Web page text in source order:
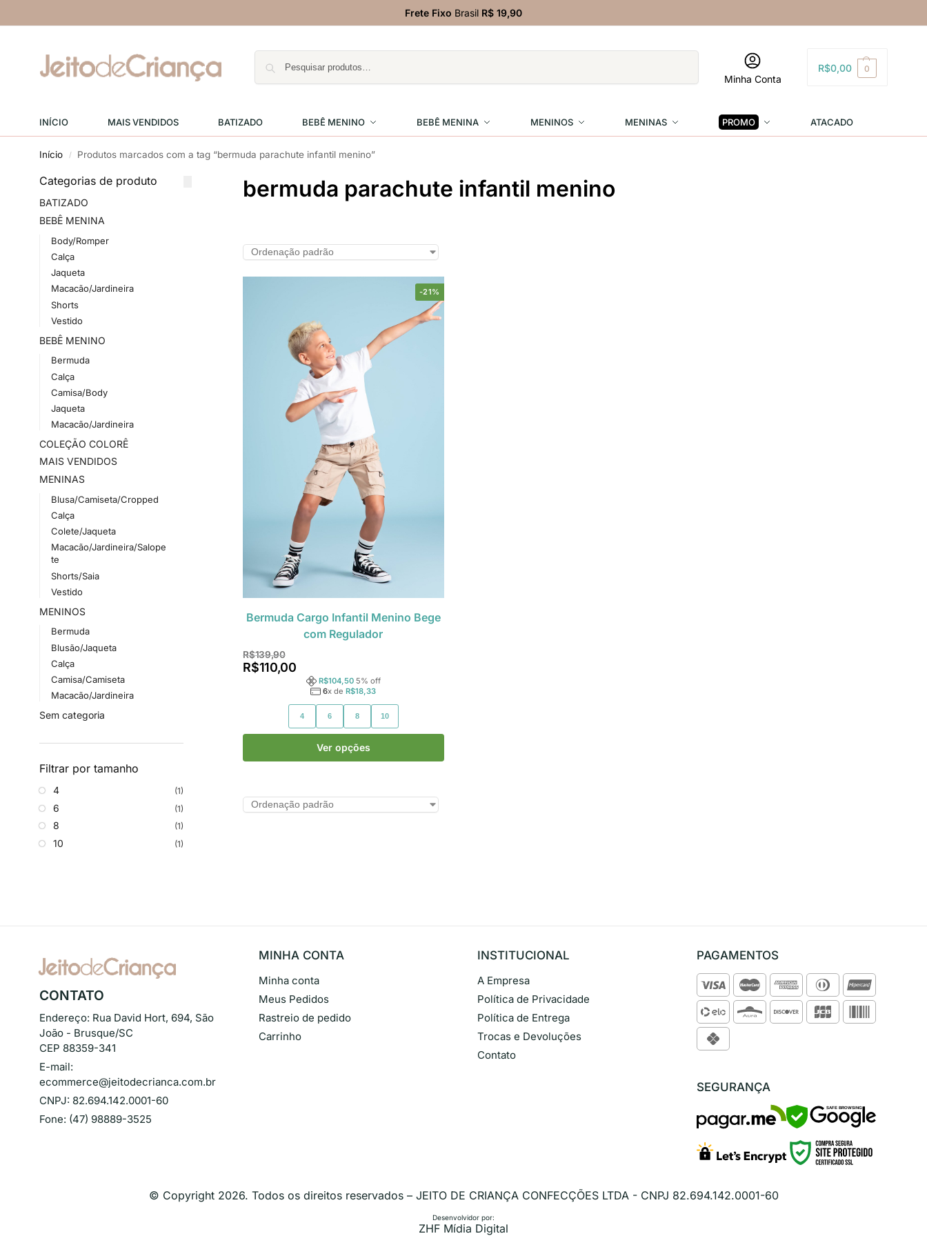
Frete Fixo Brasil R$ 19,90
Minha Conta
R$0,00 0
INÍCIO MAIS VENDIDOS BATIZADO BEBÊ MENINO BEBÊ MENINA MENINOS MENINAS PROMO ATACADO
Início / Produtos marcados com a tag “bermuda parachute infantil menino”
bermuda parachute infantil menino
-21%
Bermuda Cargo Infantil Menino Bege
com Regulador
R$139,90
R$110,00
R$104,50 5% off
6x deR$18,33
4 6 8 10
Ver opções
Categorias de produto
BATIZADO
BEBÊ MENINA
Body/Romper
Calça
Jaqueta
Macacão/Jardineira
Shorts
Vestido
BEBÊ MENINO
Bermuda
Calça
Camisa/Body
Jaqueta
Macacão/Jardineira
COLEÇÃO COLORÊ
MAIS VENDIDOS
MENINAS
Blusa/Camiseta/Cropped
Calça
Colete/Jaqueta
Macacão/Jardineira/Salope
te
Shorts/Saia
Vestido
MENINOS
Bermuda
Blusão/Jaqueta
Calça
Camisa/Camiseta
Macacão/Jardineira
Sem categoria
Filtrar por tamanho
4 (1)
6 (1)
8 (1)
10 (1)
CONTATO
Endereço: Rua David Hort, 694, São
João - Brusque/SC
CEP 88359-341
E-mail:
ecommerce@jeitodecrianca.com.br
CNPJ: 82.694.142.0001-60
Fone: (47) 98889-3525
MINHA CONTA
Minha conta
Meus Pedidos
Rastreio de pedido
Carrinho
INSTITUCIONAL
A Empresa
Política de Privacidade
Política de Entrega
Trocas e Devoluções
Contato
PAGAMENTOS
SEGURANÇA
SAFE BROWSING
© Copyright 2026. Todos os direitos reservados – JEITO DE CRIANÇA CONFECÇÕES LTDA - CNPJ 82.694.142.0001-60
Desenvolvidor por:
ZHF Mídia Digital